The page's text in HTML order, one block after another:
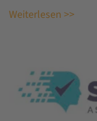
Weiterlesen >>